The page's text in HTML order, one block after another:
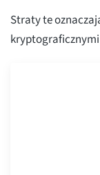
Straty te
kryptograficznymi